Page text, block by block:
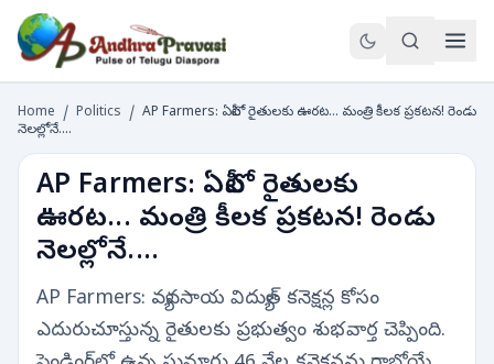
Home / Politics / AP Farmers: ఏపీలో రైతులకు ఊరట... మంత్రి కీలక ప్రకటన! రెండు
నెలల్లోనే....
AP Farmers: ఏపీలో రైతులకు
ఊరట... మంత్రి కీలక ప్రకటన! రెండు
నెలల్లోనే....
AP Farmers: వ్యవసాయ విద్యుత్ కనెక్షన్ల కోసం
ఎదురుచూస్తున్న రైతులకు ప్రభుత్వం శుభవార్త చెప్పింది.